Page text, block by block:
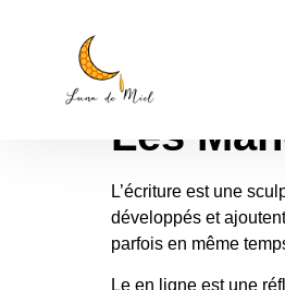
Les
Les
L’écriture est une
développés et
parfois en même
Le en ligne est une